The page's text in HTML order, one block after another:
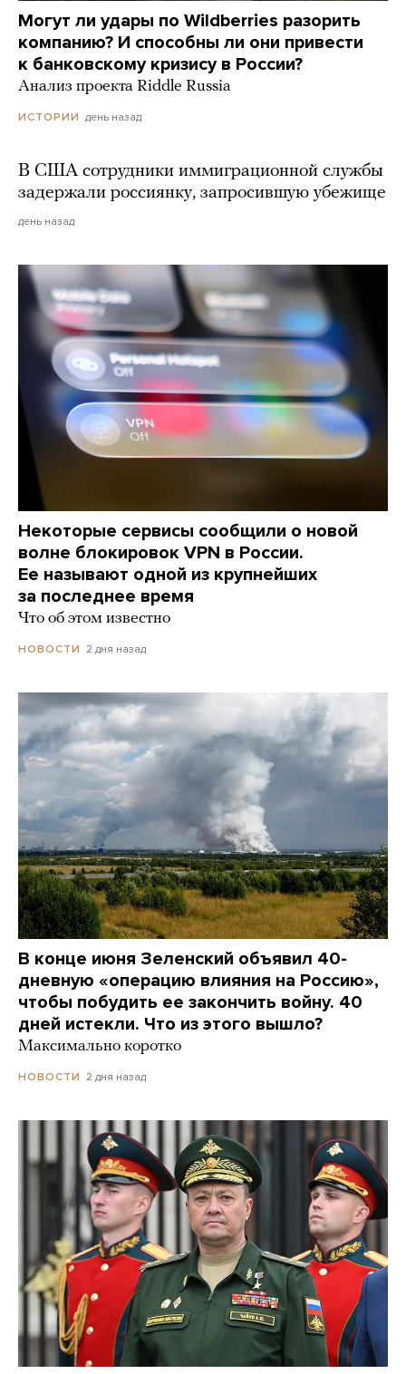
Могут ли удары по Wildberries разорить
компанию? И способны ли они привести
к банковскому кризису в России?
Анализ проекта Riddle Russia
ИСТОРИИ день назад
В США сотрудники иммиграционной службы
задержали россиянку, запросившую убежище
день назад
Некоторые сервисы сообщили о новой
волне блокировок VPN в России.
Ее называют одной из крупнейших
за последнее время
Что об этом известно
НОВОСТИ 2 дня назад
В конце июня Зеленский объявил 40-
дневную «операцию влияния на Россию»,
чтобы побудить ее закончить войну. 40
дней истекли. Что из этого вышло?
Максимально коротко
НОВОСТИ 2 дня назад